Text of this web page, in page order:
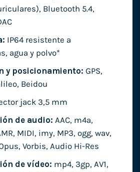
Bluetooth 5.4,
IP64 resistente a
agua y polvo*
y posicionamiento: GPS,
Beidou
jack 3,5 mm
de audio: AAC, m4a,
MIDI, imy, MP3, ogg, wav,
Vorbis, Audio Hi-Res
de vídeo: mp4, 3gp, AV1,